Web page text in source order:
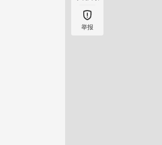

举报